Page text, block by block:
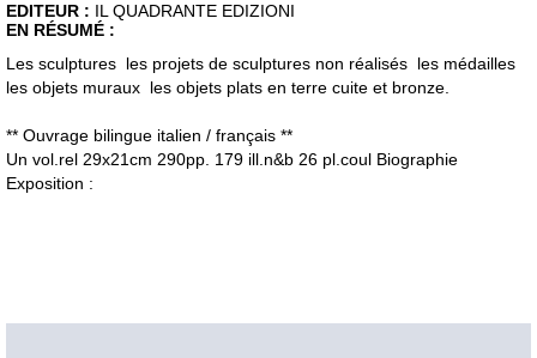
EDITEUR : IL QUADRANTE EDIZIONI
EN RÉSUMÉ :
Les sculptures les projets de sculptures non réalisés les médailles
les objets muraux les objets plats en terre cuite et bronze.
** Ouvrage bilingue italien / français **
Un vol.rel 29x21cm 290pp. 179 ill.n&b 26 pl.coul Biographie
Exposition :